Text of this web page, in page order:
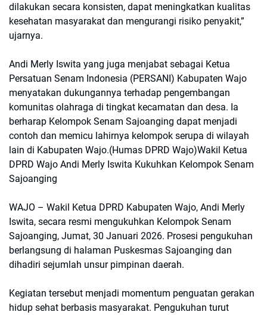
dilakukan secara konsisten, dapat meningkatkan kualitas
kesehatan masyarakat dan mengurangi risiko penyakit,”
ujarnya.
Andi Merly Iswita yang juga menjabat sebagai Ketua
Persatuan Senam Indonesia (PERSANI) Kabupaten Wajo
menyatakan dukungannya terhadap pengembangan
komunitas olahraga di tingkat kecamatan dan desa. Ia
berharap Kelompok Senam Sajoanging dapat menjadi
contoh dan memicu lahirnya kelompok serupa di wilayah
lain di Kabupaten Wajo.(Humas DPRD Wajo)Wakil Ketua
DPRD Wajo Andi Merly Iswita Kukuhkan Kelompok Senam
Sajoanging
WAJO – Wakil Ketua DPRD Kabupaten Wajo, Andi Merly
Iswita, secara resmi mengukuhkan Kelompok Senam
Sajoanging, Jumat, 30 Januari 2026. Prosesi pengukuhan
berlangsung di halaman Puskesmas Sajoanging dan
dihadiri sejumlah unsur pimpinan daerah.
Kegiatan tersebut menjadi momentum penguatan gerakan
hidup sehat berbasis masyarakat. Pengukuhan turut